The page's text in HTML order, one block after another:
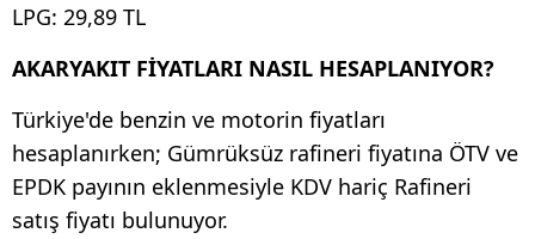
LPG: 29,89 TL
AKARYAKIT FİYATLARI NASIL HESAPLANIYOR?
Türkiye'de benzin ve motorin fiyatları
hesaplanırken; Gümrüksüz rafineri fiyatına ÖTV ve
EPDK payının eklenmesiyle KDV hariç Rafineri
satış fiyatı bulunuyor.